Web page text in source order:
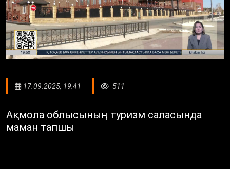
17.09.2025, 19:41 511
Ақмола облысының туризм саласында
маман тапшы